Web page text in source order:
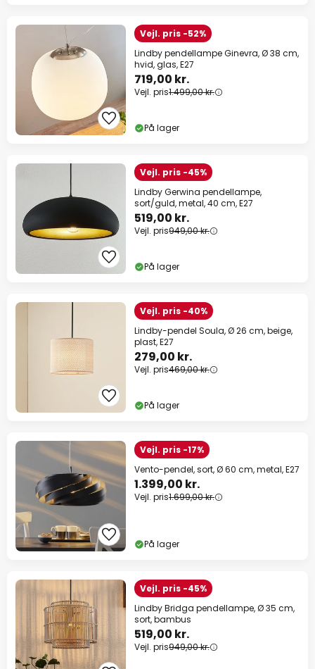
Vejl. pris -52%
Lindby pendellampe Ginevra, Ø 38 cm,
hvid, glas, E27
719,00 kr.
Vejl. pris1.499,00 kr.
På lager
Vejl. pris -45%
Lindby Gerwina pendellampe,
sort/guld, metal, 40 cm, E27
519,00 kr.
Vejl. pris949,00 kr.
På lager
Vejl. pris -40%
Lindby-pendel Soula, Ø 26 cm, beige,
plast, E27
279,00 kr.
Vejl. pris469,00 kr.
På lager
Vejl. pris -17%
Vento-pendel, sort, Ø 60 cm, metal, E27
1.399,00 kr.
Vejl. pris1.699,00 kr.
På lager
Vejl. pris -45%
Lindby Bridga pendellampe, Ø 35 cm,
sort, bambus
519,00 kr.
Vejl. pris949,00 kr.